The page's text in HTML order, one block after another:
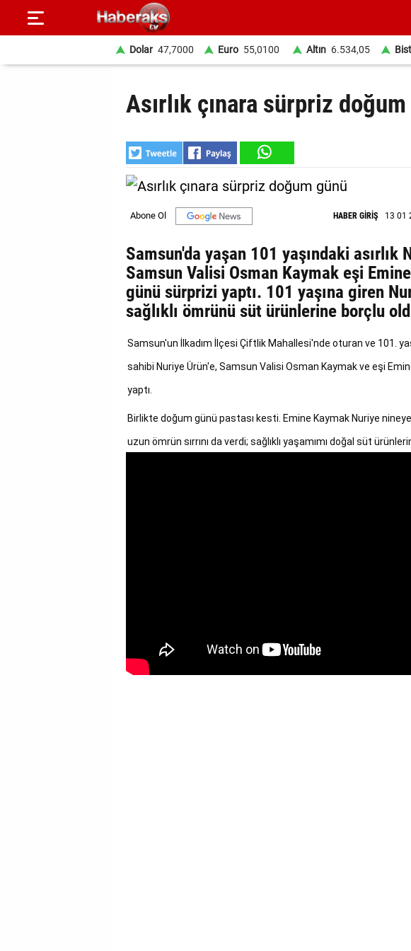
Dolar 47,7000 Euro 55,0100 Altın 6.534,05 Bist
Asırlık çınara sürpriz
HABER GİRİŞ 13 01
Samsun'da yaşan 101 yaşındaki asırlık
Samsun Valisi Osman Kaymak eşi
günü sürprizi yaptı. 101 yaşına giren
sağlıklı ömrünü süt ürünlerine borçlu
Samsun'un İlkadım İlçesi Çiftlik Mahallesi'nde oturan ve 101.
sahibi Nuriye Ürün'e, Samsun Valisi Osman Kaymak ve eşi
yaptı.
Birlikte doğum günü pastası kesti. Emine Kaymak Nuriye
uzun ömrün sırrını da verdi; sağlıklı yaşamımı doğal süt